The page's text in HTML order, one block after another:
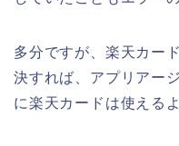
多分ですが、楽天カー
決すれば、アプリアー
に楽天カードは使える